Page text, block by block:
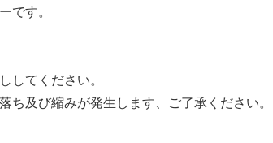
です。
してください。
及び縮みが発生します、ご了承ください。